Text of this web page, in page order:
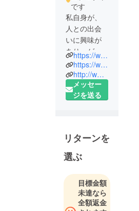
です
私自身が、
人との出会
いに興味が
あり、ゲス
トハウスを
巡るのが趣
味です。
年齢、性
の魅力を伝
えられるゲ
ストハウス
で、大好き
な街を盛り
上げていき
https://www.facebook.com/ishikawa.suu
https://www.facebook.com/HOFU.JCT
http://www.rest-hofu.com/
メッセー
ジを送る
リターンを
選ぶ
目標金額
未達なら
全額返金